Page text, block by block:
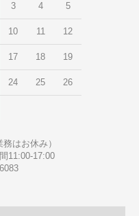
3 4 5
10 11 12
17 18 19
24 25 26
はお休み）
11:00-17:00